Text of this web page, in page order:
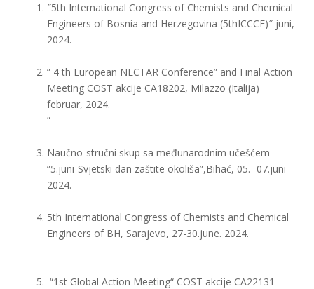
″5th International Congress of Chemists and Chemical
Engineers of Bosnia and Herzegovina (5thICCCE)″ juni,
2024.
” 4 th European NECTAR Conference” and Final Action
Meeting COST akcije CA18202, Milazzo (Italija)
februar, 2024.
”
Naučno-stručni skup sa međunarodnim učešćem
”5.juni-Svjetski dan zaštite okoliša”,Bihać, 05.- 07.juni
2024.
5th International Congress of Chemists and Chemical
Engineers of BH, Sarajevo, 27-30.june. 2024.
“1st Global Action Meeting“ COST akcije CA22131